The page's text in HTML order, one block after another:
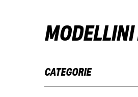
MODELLINI
CATEGORIE